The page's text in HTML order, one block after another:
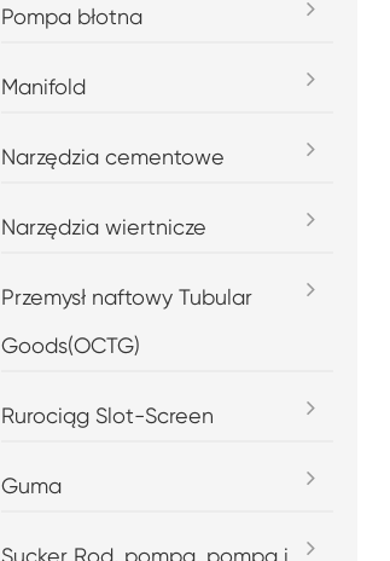
Pompa błotna
Manifold
Narzędzia cementowe
Narzędzia wiertnicze
Przemysł naftowy Tubular
Goods(OCTG)
Rurociąg Slot-Screen
Guma
Sucker Rod, pompa, pompa i